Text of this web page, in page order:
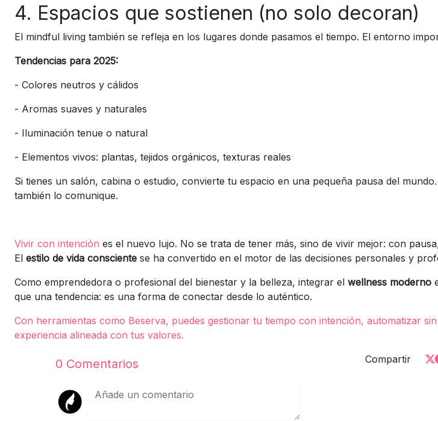
4. Espacios que sostienen (no solo decoran)
El mindful living también se refleja en los lugares donde pasamos el tiempo. El entorno
Tendencias para 2025:
- Colores neutros y cálidos
- Aromas suaves y naturales
- Iluminación tenue o natural
- Elementos vivos: plantas, tejidos orgánicos, texturas reales
Si tienes un salón, cabina o estudio, convierte tu espacio en una pequeña pausa del
también lo comunique.
Vivir con intención es el nuevo lujo. No se trata de tener más, sino de vivir mejor: con
El estilo de vida consciente se ha convertido en el motor de las decisiones personales y
Como emprendedora o profesional del bienestar y la belleza, integrar el wellness moderno
que una tendencia: es una forma de conectar desde lo auténtico.
Con herramientas como Beserva, puedes gestionar tu tiempo con intención, automatizar
experiencia alineada con tus valores.
0 Comentarios Compartir